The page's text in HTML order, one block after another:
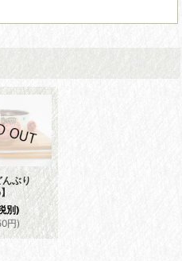
んぶり
別)
円)